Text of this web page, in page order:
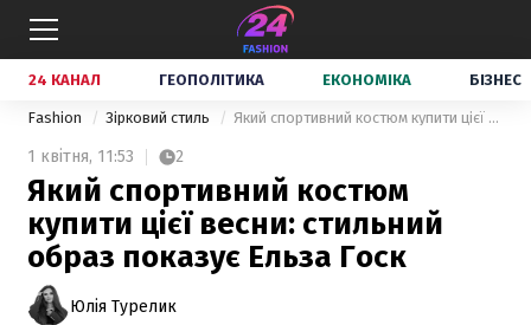
24 КАНАЛ ГЕОПОЛІТИКА ЕКОНОМІКА БІЗНЕС
Fashion Зірковий стиль Який спортивний костюм купити цієї весни: стильний образ показує Ельза Госк
1 квітня, 11:53 2
Який спортивний костюм
купити цієї весни: стильний
образ показує Ельза Госк
Юлія Турелик